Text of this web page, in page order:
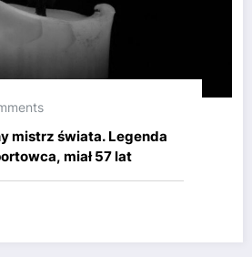
mistrz świata. Legenda
miał 57 lat